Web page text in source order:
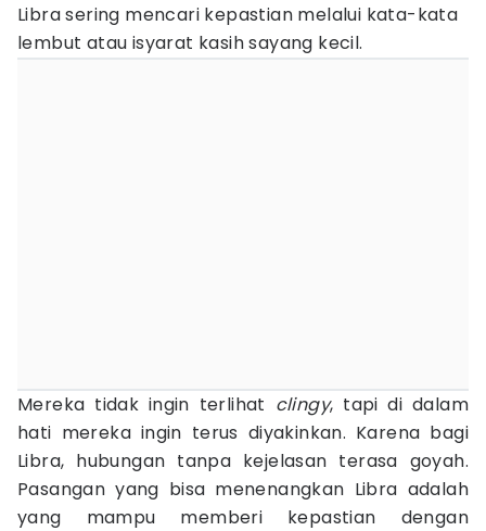
Libra sering mencari kepastian melalui kata-kata
lembut atau isyarat kasih sayang kecil.
Mereka tidak ingin terlihat clingy, tapi di dalam
hati mereka ingin terus diyakinkan. Karena bagi
Libra, hubungan tanpa kejelasan terasa goyah.
Pasangan yang bisa menenangkan Libra adalah
yang mampu memberi kepastian dengan